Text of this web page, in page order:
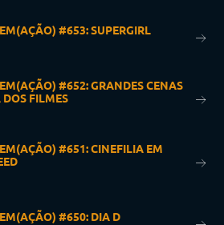
#653: SUPERGIRL
#652: GRANDES CENAS
DOS FILMES
#651: CINEFILIA EM
#650: DIA D